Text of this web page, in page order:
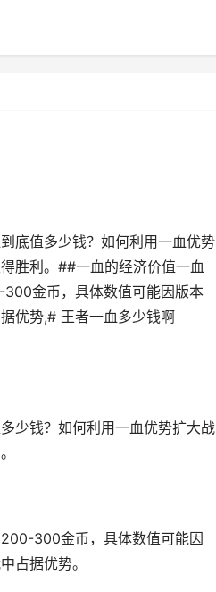
底值多少钱？如何利用一血优势
胜利。##一血的经济价值一血
金币，具体数值可能因版本
优势,# 王者一血多少钱啊
少钱？如何利用一血优势扩大战
300金币，具体数值可能因
占据优势。